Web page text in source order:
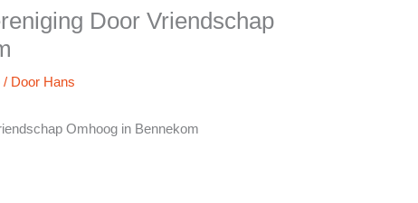
Door Vriendschap
/ Door Hans
Omhoog in Bennekom